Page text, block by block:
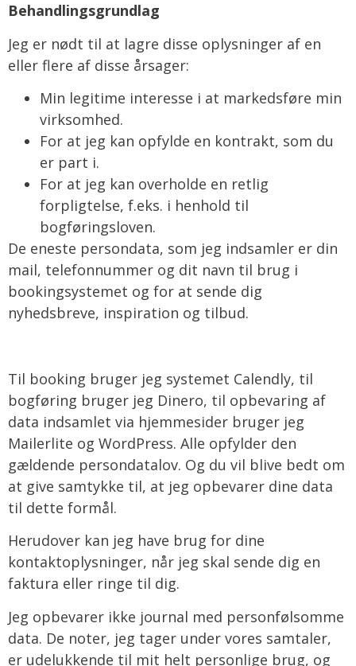
Behandlingsgrundlag
Jeg er nødt til at lagre disse oplysninger af en
eller flere af disse årsager:
Min legitime interesse i at markedsføre min
virksomhed.
For at jeg kan opfylde en kontrakt, som du
er part i.
For at jeg kan overholde en retlig
forpligtelse, f.eks. i henhold til
bogføringsloven.
De eneste persondata, som jeg indsamler er din
mail, telefonnummer og dit navn til brug i
bookingsystemet og for at sende dig
nyhedsbreve, inspiration og tilbud.
Til booking bruger jeg systemet Calendly, til
bogføring bruger jeg Dinero, til opbevaring af
data indsamlet via hjemmesider bruger jeg
Mailerlite og WordPress. Alle opfylder den
gældende persondatalov. Og du vil blive bedt om
at give samtykke til, at jeg opbevarer dine data
til dette formål.
Herudover kan jeg have brug for dine
kontaktoplysninger, når jeg skal sende dig en
faktura eller ringe til dig.
Jeg opbevarer ikke journal med personfølsomme
data. De noter, jeg tager under vores samtaler,
er udelukkende til mit helt personlige brug, og